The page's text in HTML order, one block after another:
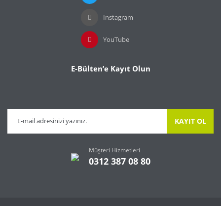
Instagram
YouTube
E-Bülten’e Kayıt Olun
KAYIT OL
Müşteri Hizmetleri
0312 387 08 80